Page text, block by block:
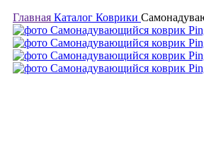
Главная Каталог Коврики